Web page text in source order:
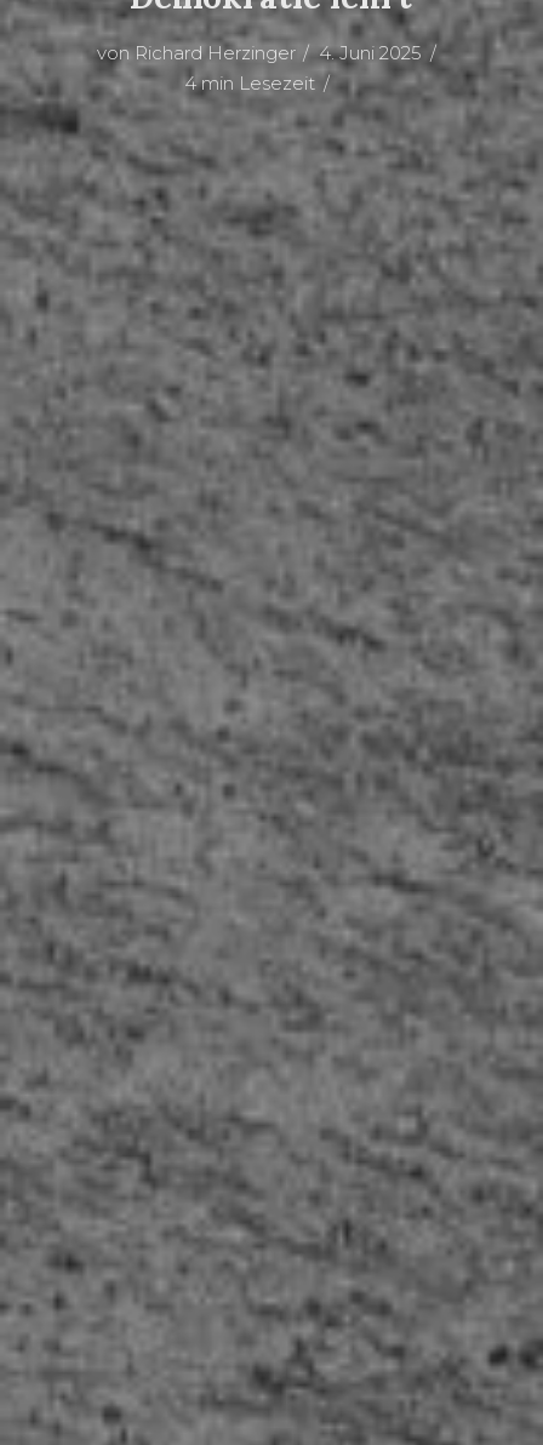
vonRichard Herzinger
4. Juni 2025
4 min Lesezeit